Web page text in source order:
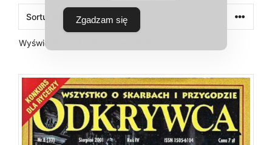
Wyświetlanie 41–48 z 55 wyników
Zgadzam się